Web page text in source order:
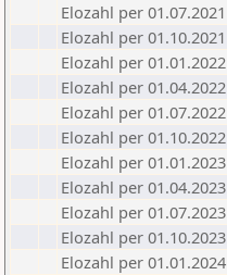
Elozahl per 01.07.2021
Elozahl per 01.10.2021
Elozahl per 01.01.2022
Elozahl per 01.04.2022
Elozahl per 01.07.2022
Elozahl per 01.10.2022
Elozahl per 01.01.2023
Elozahl per 01.04.2023
Elozahl per 01.07.2023
Elozahl per 01.10.2023
Elozahl per 01.01.2024